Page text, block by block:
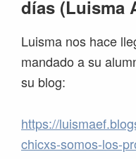
días (Luisma
Luisma nos hace
mandado a su
su blog:
https://
chicxs-somos-los-